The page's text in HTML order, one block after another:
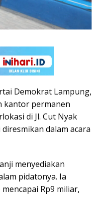
Demokrat Lampung,
kantor permanen
di Jl. Cut Nyak
dalam acara
menyediakan
pidatonya. Ia
Rp9 miliar,